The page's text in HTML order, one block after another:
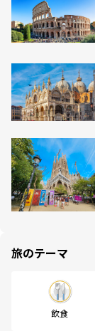
旅のテーマ
飲食